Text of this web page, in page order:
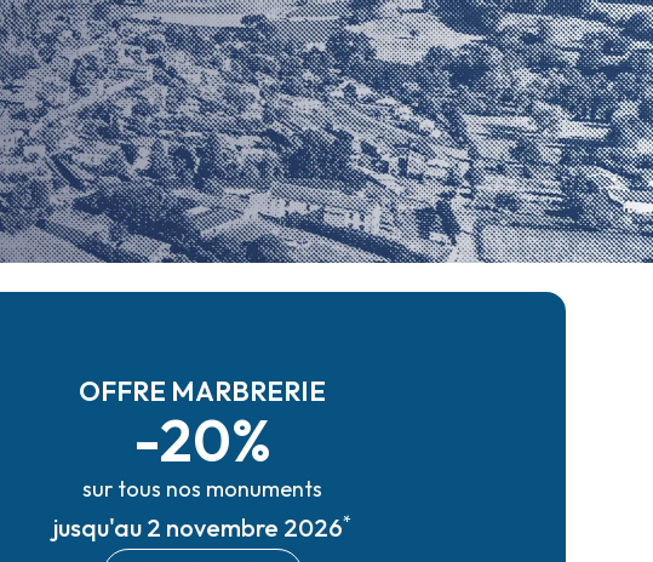
OFFRE MARBRERIE
-20%
sur tous nos monuments
jusqu'au 2 novembre 2026*